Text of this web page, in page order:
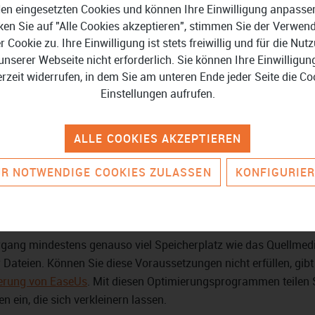
Sie vor dem Klonen der
Ihrer Festplatte, indem Sie vorher alle unnötigen
den Klonvorgang und sorgt dafür, dass Sie mit weniger
Aufgabe mit Systemprogrammen zur
Software oftmals über Optionen, die Sie beim Aufräumen
mindestens genauso viel Speicherplatz wie das
Können Sie diese Voraussetzungen nicht erfüllen, gibt
von EaseUs. Mit diesen Optimierungsprogrammen teilen
ein, die sich verkleinern lassen.
eingesetzten Cookies und können Ihre Einwilligung
Sie auf "Alle Cookies akzeptieren", stimmen Sie der
Cookie zu. Ihre Einwilligung ist stets freiwillig und für die
Webseite nicht erforderlich. Sie können Ihre
widerrufen, in dem Sie am unteren Ende jeder Seite die
Einstellungen aufrufen.
NOTWENDIGE COOKIES ZULASSEN
ALLE COOKIES AKZEPTIEREN